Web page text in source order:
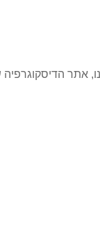
אתר